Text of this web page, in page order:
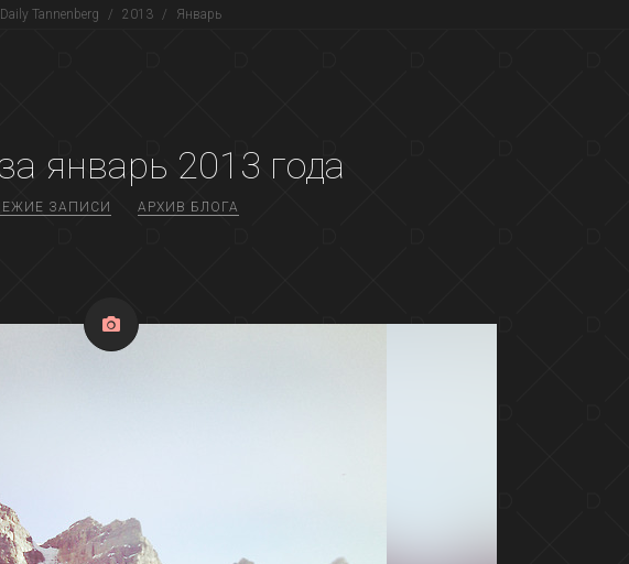
Daily Tannenberg / 2013 / Январь
январь 2013 года
ЗАПИСИ АРХИВ БЛОГА